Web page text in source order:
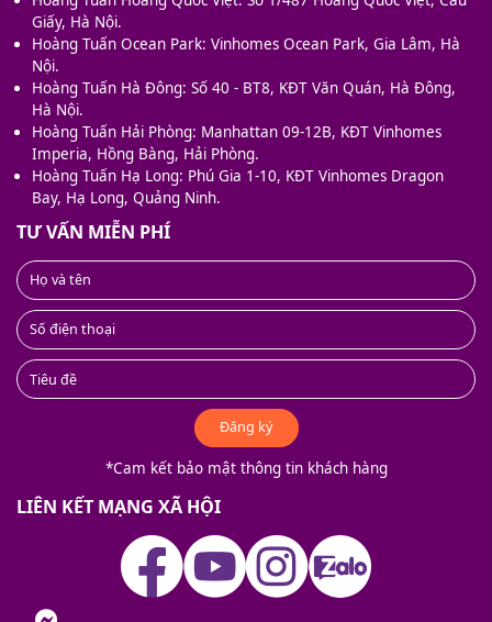
Giấy, Hà Nội.
Hoàng Tuấn Ocean Park: Vinhomes Ocean Park, Gia Lâm, Hà
Nội.
Hoàng Tuấn Hà Đông: Số 40 - BT8, KĐT Văn Quán, Hà Đông,
Hà Nội.
Hoàng Tuấn Hải Phòng: Manhattan 09-12B, KĐT Vinhomes
Imperia, Hồng Bàng, Hải Phòng.
Hoàng Tuấn Hạ Long: Phú Gia 1-10, KĐT Vinhomes Dragon
Bay, Hạ Long, Quảng Ninh.
TƯ VẤN MIỄN PHÍ
Đăng ký
*Cam kết bảo mật thông tin khách hàng
LIÊN KẾT MẠNG XÃ HỘI